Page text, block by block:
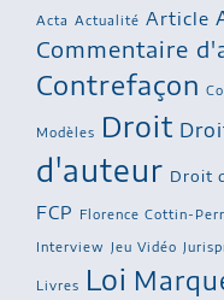
Acta Actualité Article
Commentaire
Contrefaçon
Modèles Droit
d'auteur Droit
FCP
Florence Cottin-
Interview Jeu Vidéo
Livres Loi